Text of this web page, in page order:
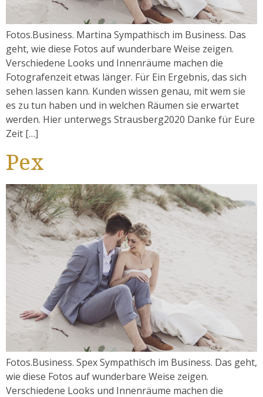
Fotos.Business. Martina Sympathisch im Business. Das
geht, wie diese Fotos auf wunderbare Weise zeigen.
Verschiedene Looks und Innenräume machen die
Fotografenzeit etwas länger. Für Ein Ergebnis, das sich
sehen lassen kann. Kunden wissen genau, mit wem sie
es zu tun haben und in welchen Räumen sie erwartet
werden. Hier unterwegs Strausberg2020 Danke für Eure
Zeit […]
Pex
Fotos.Business. Spex Sympathisch im Business. Das geht,
wie diese Fotos auf wunderbare Weise zeigen.
Verschiedene Looks und Innenräume machen die